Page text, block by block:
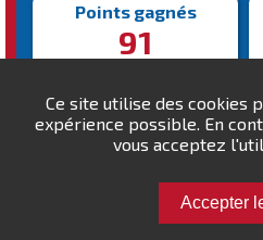
Ce site utilise des cookies
expérience possible. En
vous acceptez
Accepter
Points gagnés
91
Victoire la plus rapide
210s
Défiez